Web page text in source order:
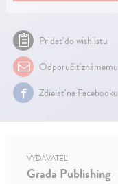
Pridať do wishlistu
Odporučiť známemu
Zdielať na Facebooku
VYDAVATEĽ
Grada Publishing